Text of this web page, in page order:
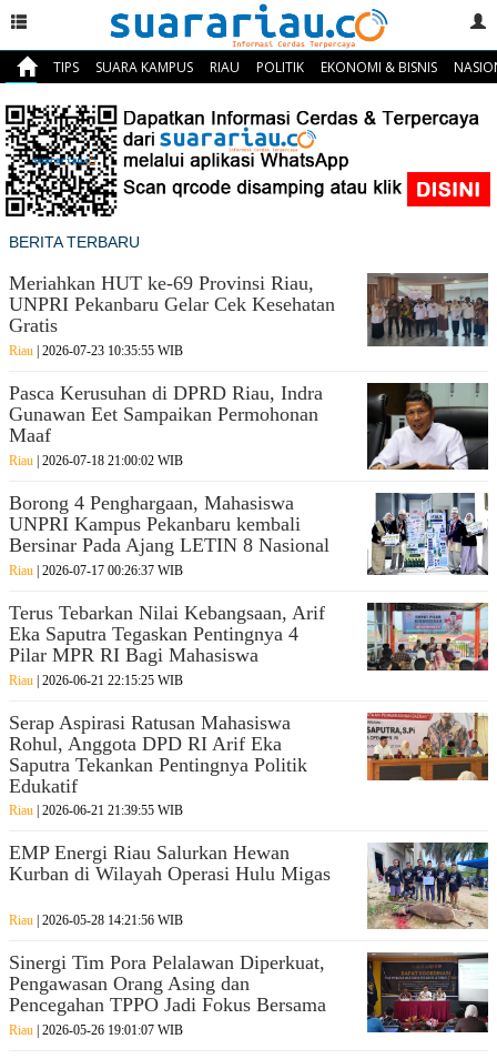
TIPS SUARA KAMPUS RIAU POLITIK EKONOMI & BISNIS
RIAU
Bengkalis
Dumai
Indragiri
Hilir
Indragiri
Hulu
Kampar
Kuantan
Singingi
Meranti
Pekanbaru
Pelalawan
Rokan
Hilir
Rokan
Siak
KATEGORI
TipsSuara
RiauPolitik
Ekonomi
&
Nasional
HuKrim
Sport
Life
Style
EcoTeknologi
Wisata
&
Story
Kolumnis
Foto
Fakta
US
Election
2020
Suara
Riau
Peduli
BERITA TERBARU
Meriahkan HUT ke-69 Provinsi Riau,
UNPRI Pekanbaru Gelar Cek Kesehatan
Gratis
Riau | 2026-07-23 10:35:55 WIB
Pasca Kerusuhan di DPRD Riau, Indra
Gunawan Eet Sampaikan Permohonan
Maaf
Riau | 2026-07-18 21:00:02 WIB
Borong 4 Penghargaan, Mahasiswa
UNPRI Kampus Pekanbaru kembali
Bersinar Pada Ajang LETIN 8 Nasional
Riau | 2026-07-17 00:26:37 WIB
Terus Tebarkan Nilai Kebangsaan, Arif
Eka Saputra Tegaskan Pentingnya 4
Pilar MPR RI Bagi Mahasiswa
Riau | 2026-06-21 22:15:25 WIB
Serap Aspirasi Ratusan Mahasiswa
Rohul, Anggota DPD RI Arif Eka
Saputra Tekankan Pentingnya Politik
Edukatif
Riau | 2026-06-21 21:39:55 WIB
EMP Energi Riau Salurkan Hewan
Kurban di Wilayah Operasi Hulu Migas
Riau | 2026-05-28 14:21:56 WIB
Sinergi Tim Pora Pelalawan Diperkuat,
Pengawasan Orang Asing dan
Pencegahan TPPO Jadi Fokus Bersama
Riau | 2026-05-26 19:01:07 WIB